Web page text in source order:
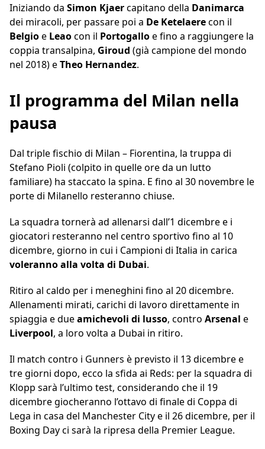
Iniziando da Simon Kjaercapitano della Danimarca
dei miracoli, per passare poi a De Ketelaerecon il
Belgioe Leaocon il Portogalloe fino a raggiungere la
coppia transalpina, Giroud (già campione del mondo
nel 2018) eTheo Hernandez.
Il programma del Milan nella
pausa
Dal triple fischio di Milan – Fiorentina, la truppa di
Stefano Pioli (colpito in quelle ore da un lutto
familiare) ha staccato la spina. E fino al 30 novembre le
porte di Milanello resteranno chiuse.
La squadra tornerà ad allenarsi dall’1 dicembre e i
giocatori resteranno nel centro sportivo fino al 10
dicembre, giorno in cui i Campioni di Italia in carica
voleranno alla volta di Dubai.
Ritiro al caldo per i meneghini fino al 20 dicembre.
Allenamenti mirati, carichi di lavoro direttamente in
spiaggia e dueamichevoli di lusso, contro Arsenal e
Liverpool, a loro volta a Dubai in ritiro.
Il match contro i Gunners è previsto il 13 dicembre e
tre giorni dopo, ecco la sfida ai Reds: per la squadra di
Klopp sarà l’ultimo test, considerando che il 19
dicembre giocheranno l’ottavo di finale di Coppa di
Lega in casa del Manchester City e il 26 dicembre, per il
Boxing Day ci sarà la ripresa della Premier League.